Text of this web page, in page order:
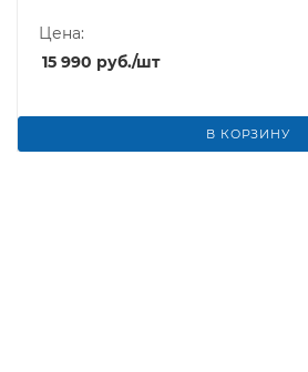
Цена:
15 990 руб./шт
В КОРЗИНУ